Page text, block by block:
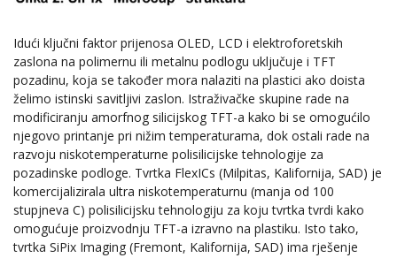
Idući ključni faktor prijenosa OLED, LCD i elektroforetskih
zaslona na polimernu ili metalnu podlogu uključuje i TFT
pozadinu, koja se također mora nalaziti na plastici ako doista
želimo istinski savitljivi zaslon. Istraživačke skupine rade na
modificiranju amorfnog silicijskog TFT-a kako bi se omogućilo
njegovo printanje pri nižim temperaturama, dok ostali rade na
razvoju niskotemperaturne polisilicijske tehnologije za
pozadinske podloge. Tvrtka FlexICs (Milpitas, Kalifornija, SAD) je
komercijalizirala ultra niskotemperaturnu (manja od 100
stupjneva C) polisilicijsku tehnologiju za koju tvrtka tvrdi kako
omogućuje proizvodnju TFT-a izravno na plastiku. Isto tako,
tvrtka SiPix Imaging (Fremont, Kalifornija, SAD) ima rješenje